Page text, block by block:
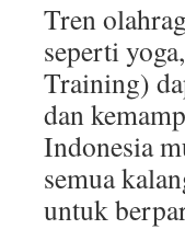
Tren
seperti
Training)
dan
Indonesia
semua
untuk